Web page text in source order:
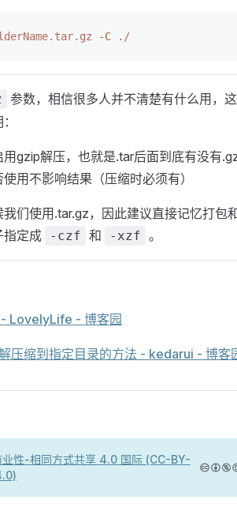
-C ./
参数，相信很多人并不清楚有什么用，
gzip解压，也就是.tar后面到底有没有
用不影响结果（压缩时必须有）
们使用.tar.gz，因此建议直接记忆打包
指定成
-czf 和 -xzf 。
LovelyLife - 博客园
压缩到指定目录的方法 - kedarui - 博客
性-相同方式共享 4.0 国际 (CC-BY-